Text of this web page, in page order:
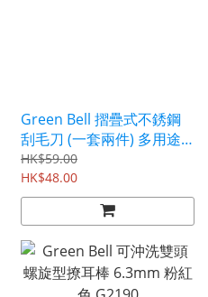
Green Bell 摺疊式不銹鋼
刮毛刀 (一套兩件) 多用途
剃毛器 女性專用 QQ602
HK$59.00
HK$48.00